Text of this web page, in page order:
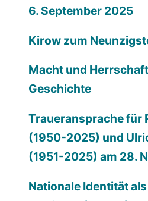
6. September 2025
Kirow zum
Macht und
Geschichte
Traueransprache für
(1950-2025) und
(1951-2025) am 28.
Nationale Identität